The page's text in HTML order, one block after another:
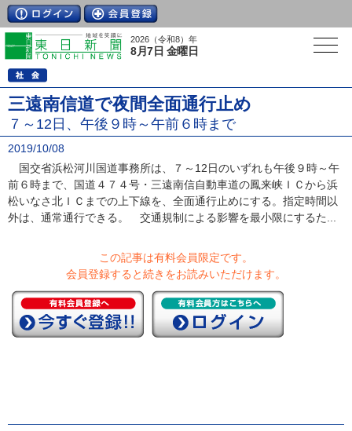
2026（令和8）年
8月7日 金曜日
三遠南信道で夜間全面通行止め
７～12日、午後９時～午前６時まで
2019/10/08
国交省浜松河川国道事務所は、７～12日のいずれも午後９時～午
前６時まで、国道４７４号・三遠南信自動車道の鳳来峡ＩＣから浜
松いなさ北ＩＣまでの上下線を、全面通行止めにする。指定時間以
外は、通常通行できる。 交通規制による影響を最小限にするた...
この記事は有料会員限定です。
会員登録すると続きをお読みいただけます。